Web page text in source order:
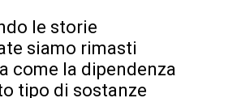
le storie
siamo rimasti
come la dipendenza
tipo di sostanze